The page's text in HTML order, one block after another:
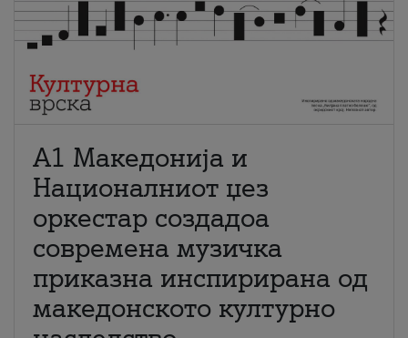
А1 Македонија и
Националниот џез
оркестар создадоа
современа музичка
приказна инспирирана од
македонското културно